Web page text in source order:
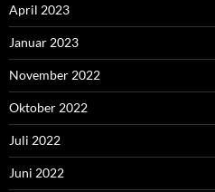
April 2023
Januar 2023
November 2022
Oktober 2022
Juli 2022
Juni 2022